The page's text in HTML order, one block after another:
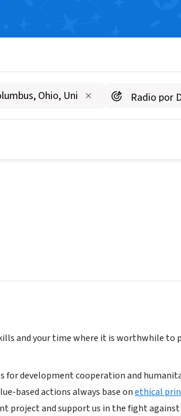
and your time where it is worthwhile to
development cooperation and
based actions always base onethical
project and support us in the fight